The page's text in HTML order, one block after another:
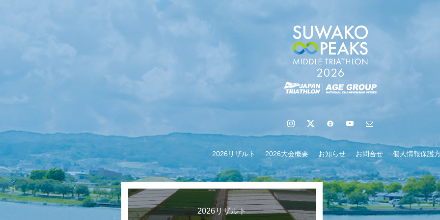
【会議報告】諏訪地域６市町村連絡会議を開催しました
2026リザルト 2026大会概要 お知らせ お問合せ 個人情報保護
2026リザルト